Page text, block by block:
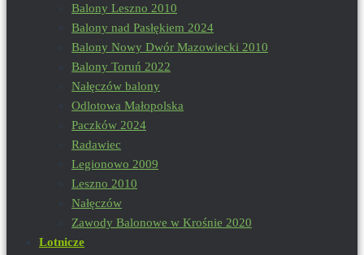
Balony Leszno 2010
Balony nad Pasłękiem 2024
Balony Nowy Dwór Mazowiecki 2010
Balony Toruń 2022
Nałęczów balony
Odlotowa Małopolska
Paczków 2024
Radawiec
Legionowo 2009
Leszno 2010
Nałęczów
Zawody Balonowe w Krośnie 2020
Lotnicze